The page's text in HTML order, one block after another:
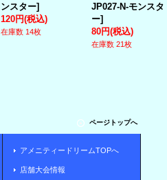
ンスター]
120円(税込)
在庫数 14枚
JP027-N-モンスタ
ー]
80円(税込)
在庫数 21枚
ページトップへ
アメニティードリームTOPへ
店舗大会情報